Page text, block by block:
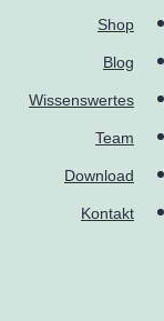
Shop
Blog
Wissenswertes
Team
Download
Kontakt